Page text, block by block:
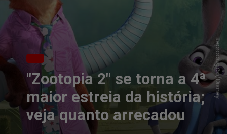
"Zootopia 2" se torna a 4ª
maior estreia da história;
veja quanto arrecadou
Reprodução/Disney